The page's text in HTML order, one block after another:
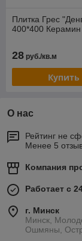
Плитка Грес
400*400 Керамин
28 руб./кв.м
Купить
О нас
Рейтинг не
Менее 5
Компания
Работает с
г. Минск
Минск,
Ошмяны,